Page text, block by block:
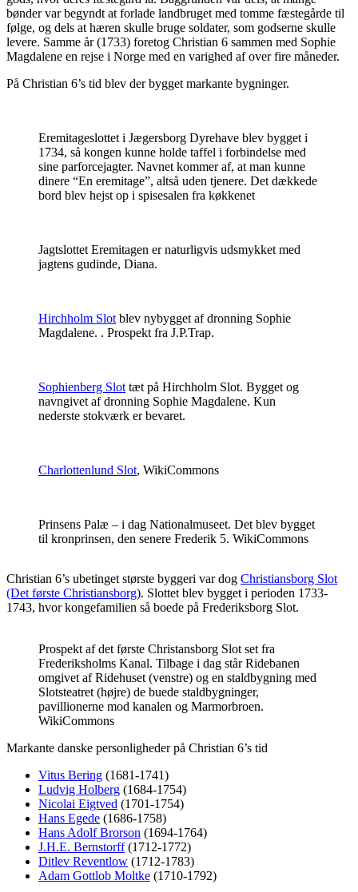
bønder var begyndt at forlade landbruget med tomme fæstegårde til
følge, og dels at hæren skulle bruge soldater, som godserne skulle
levere. Samme år (1733) foretog Christian 6 sammen med Sophie
Magdalene en rejse i Norge med en varighed af over fire måneder.
På Christian 6’s tid blev der bygget markante bygninger.
Eremitageslottet i Jægersborg Dyrehave blev bygget i
1734, så kongen kunne holde taffel i forbindelse med
sine parforcejagter. Navnet kommer af, at man kunne
dinere “En eremitage”, altså uden tjenere. Det dækkede
bord blev hejst op i spisesalen fra køkkenet
Jagtslottet Eremitagen er naturligvis udsmykket med
jagtens gudinde, Diana.
Hirchholm Slot blev nybygget af dronning Sophie
Magdalene. . Prospekt fra J.P.Trap.
Sophienberg Slot tæt på Hirchholm Slot. Bygget og
navngivet af dronning Sophie Magdalene. Kun
nederste stokværk er bevaret.
Charlottenlund Slot, WikiCommons
Prinsens Palæ – i dag Nationalmuseet. Det blev bygget
til kronprinsen, den senere Frederik 5. WikiCommons
Christian 6’s ubetinget største byggeri var dog Christiansborg Slot
(Det første Christiansborg). Slottet blev bygget i perioden 1733-
1743, hvor kongefamilien så boede på Frederiksborg Slot.
Prospekt af det første Christansborg Slot set fra
Frederiksholms Kanal. Tilbage i dag står Ridebanen
omgivet af Ridehuset (venstre) og en staldbygning med
Slotsteatret (højre) de buede staldbygninger,
pavillionerne mod kanalen og Marmorbroen.
WikiCommons
Markante danske personligheder på Christian 6’s tid
Vitus Bering (1681-1741)
Ludvig Holberg (1684-1754)
Nicolai Eigtved (1701-1754)
Hans Egede (1686-1758)
Hans Adolf Brorson (1694-1764)
J.H.E. Bernstorff(1712-1772)
Ditlev Reventlow (1712-1783)
Adam Gottlob Moltke (1710-1792)